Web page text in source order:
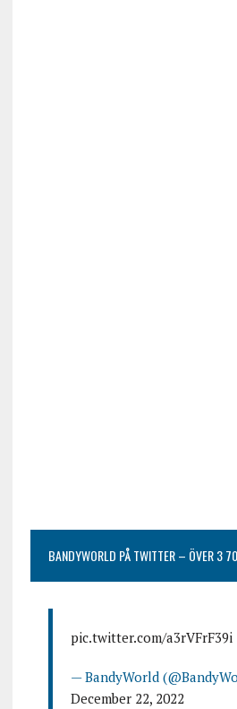
BANDYWORLD PÅ TWITTER – ÖVER 3
pic.twitter.com/a3rVFrF39i
— BandyWorld
December 22, 2022